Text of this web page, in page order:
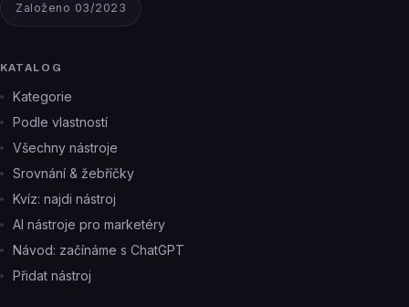
Založeno 03/2023
KATALOG
Kategorie
Podle vlastností
Všechny nástroje
Srovnání & žebříčky
Kvíz: najdi nástroj
AI nástroje pro marketéry
Návod: začínáme s ChatGPT
Přidat nástroj